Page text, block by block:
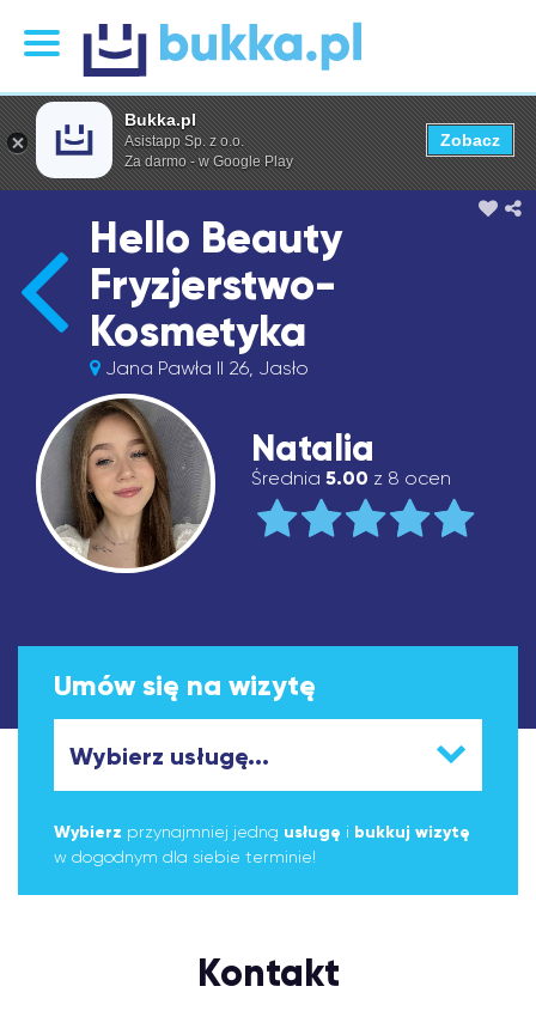
Hello Beauty
Fryzjerstwo-
Kosmetyka
Jana Pawła II 26, Jasło
Natalia
Średnia 5.00 z 8 ocen
Umów się na wizytę
Wybierz przynajmniej jedną usługę i bukkuj wizytę
w dogodnym dla siebie terminie!
Kontakt
Bukka.pl
Asistapp Sp. z o.o.
Za darmo - w Google Play
Zobacz